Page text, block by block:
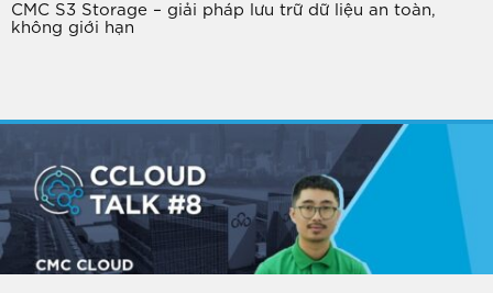
CMC S3 Storage – giải pháp lưu trữ dữ liệu an toàn,
không giới hạn